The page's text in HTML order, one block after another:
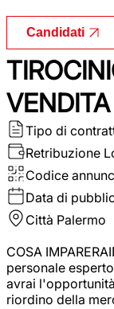
Candidati
Tipo di
Retribuzione
Codice
Data di
Città Palermo
COSA
personale
avrai
riordino della